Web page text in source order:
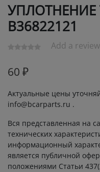
УПЛОТНЕНИЕ
В36822121
Add a
60 ₽
Актуальные цены
info@bcarparts.ru .
Вся представленная на
технических
информационный
является публичной
положениями Статьи